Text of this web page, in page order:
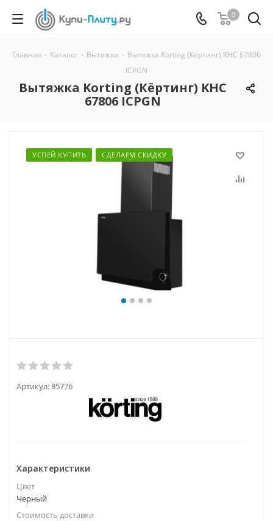
0
Главная - Каталог - Вытяжки - Вытяжка Korting (Кёртинг) KHC 67806
ICPGN
Вытяжка Korting (Кёртинг) KHC
67806 ICPGN
УСПЕЙ КУПИТЬ СДЕЛАЕМ СКИДКУ
Артикул:85776
Характеристики
Цвет
Черный
Стоимость доставки